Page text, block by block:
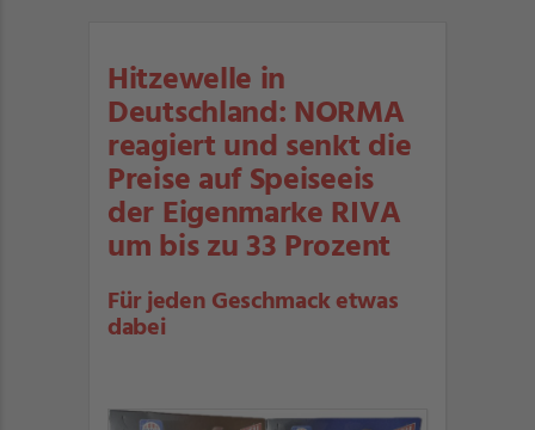
Hitzewelle in
Deutschland: NORMA
reagiert und senkt die
Preise auf Speiseeis
der Eigenmarke RIVA
um bis zu 33 Prozent
Für jeden Geschmack etwas
dabei